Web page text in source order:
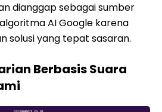
dianggap sebagai sumber
AI Google karena
solusi yang tepat sasaran.
Berbasis Suara